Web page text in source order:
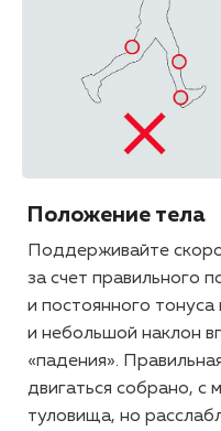
Положение тела
Поддерживайте
за счет правильного
и постоянного
и небольшой наклон
«падения».
двигаться собрано, с
туловища, но